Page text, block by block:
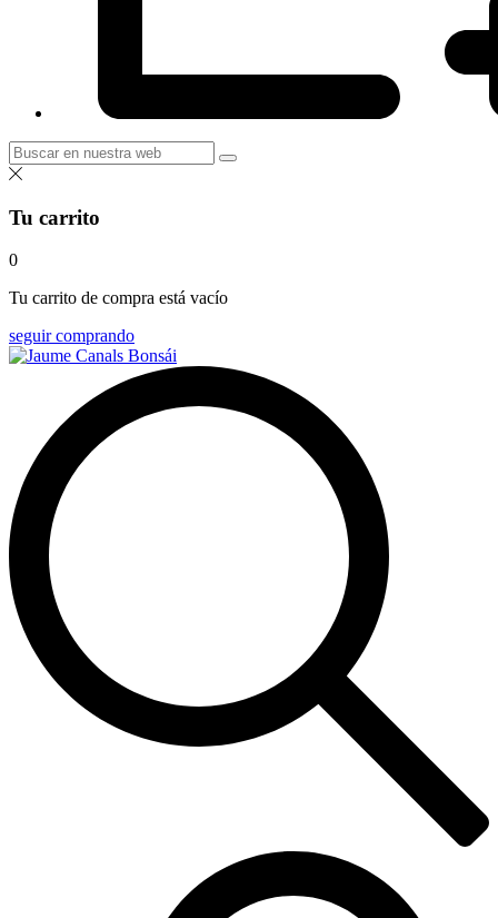
Tu carrito
0
Tu carrito de compra está vacío
seguir comprando